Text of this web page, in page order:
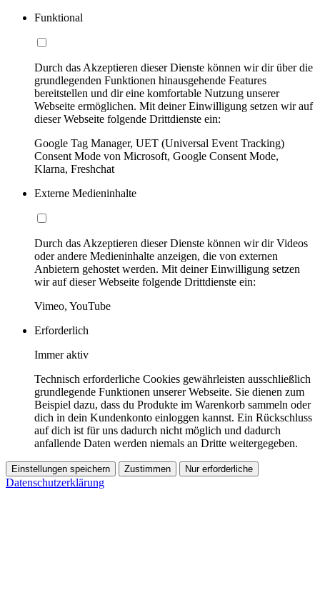
Funktional
Durch das Akzeptieren dieser Dienste können wir dir über die
grundlegenden Funktionen hinausgehende Features
bereitstellen und dir eine komfortable Nutzung unserer
Webseite ermöglichen. Mit deiner Einwilligung setzen wir auf
dieser Webseite folgende Drittdienste ein:
Google Tag Manager, UET (Universal Event Tracking)
Consent Mode von Microsoft, Google Consent Mode,
Klarna, Freshchat
Externe Medieninhalte
Durch das Akzeptieren dieser Dienste können wir dir Videos
oder andere Medieninhalte anzeigen, die von externen
Anbietern gehostet werden. Mit deiner Einwilligung setzen
wir auf dieser Webseite folgende Drittdienste ein:
Vimeo, YouTube
Erforderlich
Immer aktiv
Technisch erforderliche Cookies gewährleisten ausschließlich
grundlegende Funktionen unserer Webseite. Sie dienen zum
Beispiel dazu, dass du Produkte im Warenkorb sammeln oder
dich in dein Kundenkonto einloggen kannst. Ein Rückschluss
auf dich ist für uns dadurch nicht möglich und dadurch
anfallende Daten werden niemals an Dritte weitergegeben.
Einstellungen speichern Zustimmen Nur erforderliche
Datenschutzerklärung